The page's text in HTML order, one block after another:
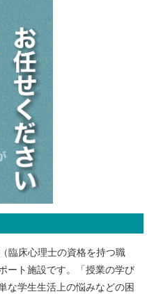
臨床心理士の資格を持つ職
ート施設です。「授業の学び
な学生生活上の悩みなどの困